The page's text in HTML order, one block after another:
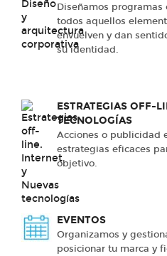
Diseñamos
todos aquellos
envuelven y dan
su identidad.
ESTRATEGIAS OFF-
TECNOLOGÍAS
Acciones o publicidad
estrategias eficaces
objetivo.
EVENTOS
Organizamos y
posicionar tu marca y